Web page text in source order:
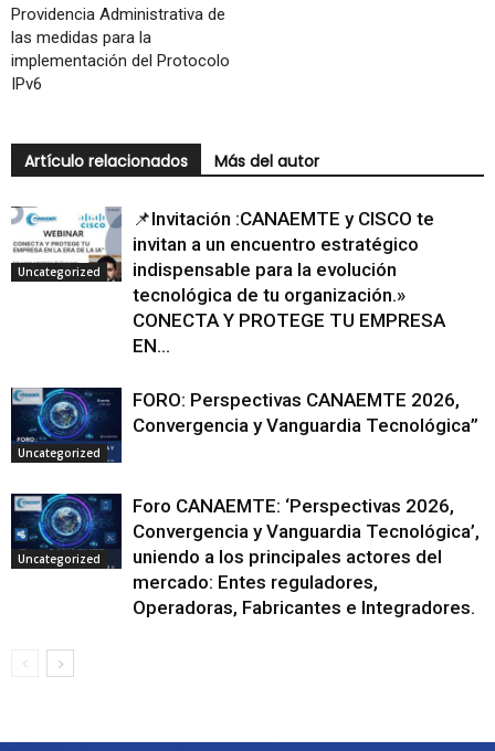
Providencia Administrativa de
las medidas para la
implementación del Protocolo
IPv6
Artículo relacionados Más del autor
Uncategorized
📌Invitación :CANAEMTE y CISCO te
invitan a un encuentro estratégico
indispensable para la evolución
tecnológica de tu organización.»
CONECTA Y PROTEGE TU EMPRESA
EN...
Uncategorized
FORO: Perspectivas CANAEMTE 2026,
Convergencia y Vanguardia Tecnológica”
Uncategorized
Foro CANAEMTE: ‘Perspectivas 2026,
Convergencia y Vanguardia Tecnológica’,
uniendo a los principales actores del
mercado: Entes reguladores,
Operadoras, Fabricantes e Integradores.